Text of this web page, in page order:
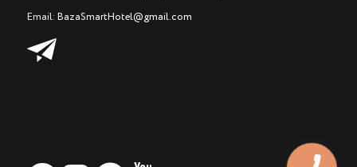
Email: BazaSmartHotel@gmail.com